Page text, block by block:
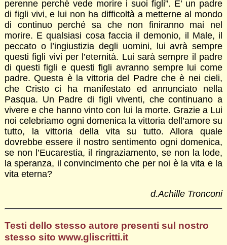
perenne perché vede morire i suoi figli”. E’ un padre
di figli vivi, e lui non ha difficoltà a metterne al mondo
di continuo perché sa che non finiranno mai nel
morire. E qualsiasi cosa faccia il demonio, il Male, il
peccato o l’ingiustizia degli uomini, lui avrà sempre
questi figli vivi per l’eternità. Lui sarà sempre il padre
di questi figli e questi figli avranno sempre lui come
padre. Questa è la vittoria del Padre che è nei cieli,
che Cristo ci ha manifestato ed annunciato nella
Pasqua. Un Padre di figli viventi, che continuano a
vivere e che hanno vinto con lui la morte. Grazie a Lui
noi celebriamo ogni domenica la vittoria dell’amore su
tutto, la vittoria della vita su tutto. Allora quale
dovrebbe essere il nostro sentimento ogni domenica,
se non l’Eucarestia, il ringraziamento, se non la lode,
la speranza, il convincimento che per noi è la vita e la
vita eterna?
d.Achille Tronconi
Testi dello stesso autore presenti sul nostro
stesso sito www.gliscritti.it